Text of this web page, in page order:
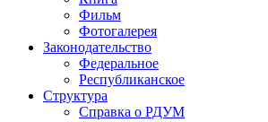
Фильм
Фотогалерея
Законодательство
Федеральное
Республиканское
Структура
Справка о РДУМ